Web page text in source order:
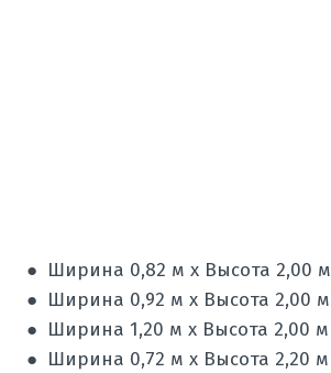
● Ширина 0,82 м х Высота 2,00 м
● Ширина 0,92 м х Высота 2,00 м
● Ширина 1,20 м х Высота 2,00 м
● Ширина 0,72 м х Высота 2,20 м